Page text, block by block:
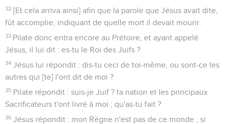
32 [Et cela arriva ainsi] afin que la parole que Jésus avait dite,
fût accomplie, indiquant de quelle mort il devait mourir.
33 Pilate donc entra encore au Prétoire, et ayant appelé
Jésus, il lui dit : es-tu le Roi des Juifs ?
34 Jésus lui répondit : dis-tu ceci de toi-même, ou sont-ce les
autres qui [te] l'ont dit de moi ?
35 Pilate répondit : suis-je Juif ? ta nation et les principaux
Sacrificateurs t'ont livré à moi ; qu'as-tu fait ?
36 Jésus répondit : mon Règne n'est pas de ce monde ; si